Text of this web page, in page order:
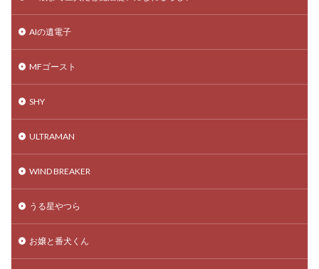
AIの遺電子
MFゴースト
SHY
ULTRAMAN
WIND BREAKER
うる星やつら
お嬢と番犬くん